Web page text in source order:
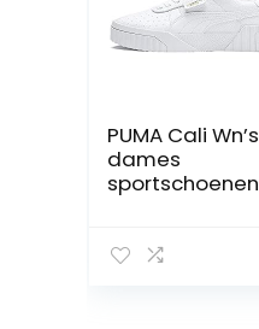
PUMA Cali Wn’s
dames
sportschoenen